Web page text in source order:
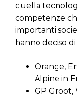
quella
competenze
importanti
hanno deciso
Orange,
Alpine in
GP Groot,